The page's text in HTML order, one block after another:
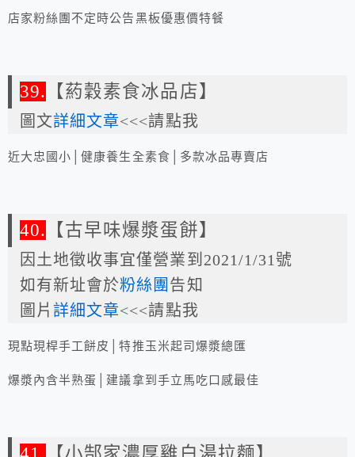
店家粉絲團不定時公告黑板優惠價特餐
39. 【葯穀素食冰品店】
圖文詳細文章<<<請點我
近大忠國小│健康養生全素食│多款冰品專賣店
40. 【古早味爆漿蛋餅】
因土地徵收事宜僅營業到2021/1/31號
如有新址會於粉絲團 告知
圖片詳細文章<<<請點我
現點現桿手工餅皮│特推玉米起司爆漿總匯
爆漿內含半熟蛋│建議拿到手立馬吃口感最佳